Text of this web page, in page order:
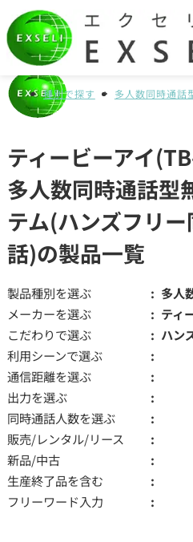
種別で探す 多人数同時通話
ティービーアイ
多人数同時通話型
テム(ハンズフリ
話)の製品一覧
製品種別を選ぶ
多人
メーカーを選ぶ
ティ
こだわりで選ぶ
ハン
利用シーンで選ぶ
通信距離を選ぶ
出力を選ぶ
同時通話人数を選ぶ
販売/レンタル/リース
新品/中古
生産終了品を含む
フリーワード入力